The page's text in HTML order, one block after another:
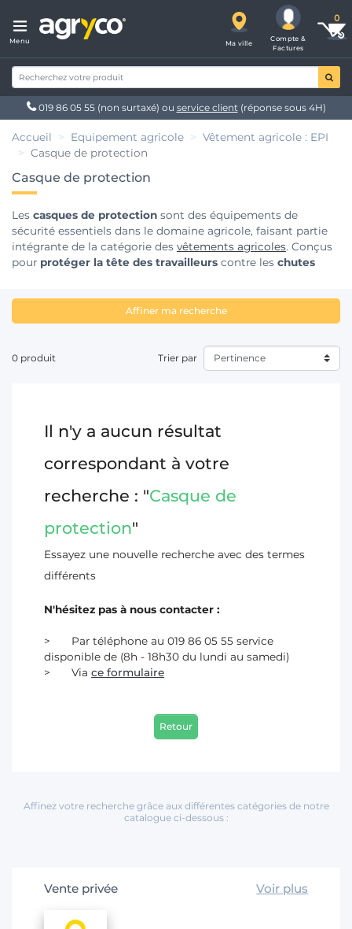
Menu Ma ville
Compte &
Factures
019 86 05 55 (non surtaxé) ou service client(réponse sous 4H)
Accueil Equipement agricole
Vêtement agricole : EPI
Casque de protection
Casque de protection
Les casques de protection sont des équipements de
sécurité essentiels dans le domaine agricole, faisant partie
intégrante de la catégorie des vêtements agricoles. Conçus
pour protéger la tête des travailleurs contre les chutes
Agryco, nous proposons unelarge gamme de produits
répondant aux normes de sécurité les plus strictes, offrant
diverses activités agricoles à risque.
lunettes de protection, desmasques de protection
sont conçus pour assurer la sécurité et le confort des
protection complète de la tête aux pieds.
Affiner ma recherche
0 produit Trier par
Il n'y a aucun résultat
correspondant à votre
recherche : "Casque de
protection"
Essayez une nouvelle recherche avec des termes
différents
N'hésitez pas à nous contacter :
Par téléphone au 019 86 05 55 service
disponible de (8h - 18h30 du lundi au samedi)
Via ce formulaire
Retour
Affinez votre recherche grâce aux différentes catégories de notre
catalogue ci-dessous :
Vente privée Voir plus